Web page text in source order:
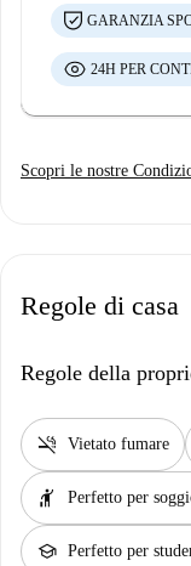
GARANZIA
24H PER
Scopri le nostre
Regole di casa
Regole della
smoke_free Vietato fumare
hail Perfetto per
school Perfetto per